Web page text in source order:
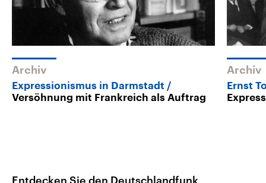
Archiv
Expressionismus in Darmstadt
Versöhnung mit Frankreich als Auftrag
Archiv
Ernst
Entdecken Sie den Deutschlandfunk